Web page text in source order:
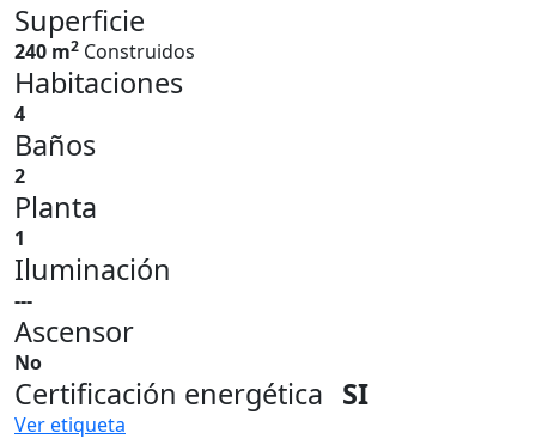
Superficie
240 m2 Construidos
Habitaciones
4
Baños
2
Planta
1
Iluminación
---
Ascensor
No
Certificación energética SI
Ver etiqueta